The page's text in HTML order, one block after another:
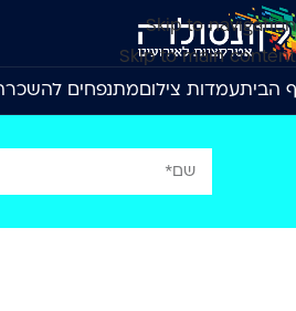
Skip to navigation
Skip to main content
הביתעמדות צילוםמתנפחים